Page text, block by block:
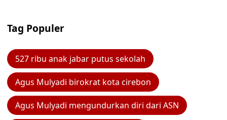
Tag Populer
527 ribu anak jabar putus sekolah
Agus Mulyadi birokrat kota cirebon
Agus Mulyadi mengundurkan diri dari ASN